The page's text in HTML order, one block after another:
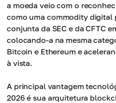
a moeda veio com o
como uma commodity digital
conjunta da SEC e da CFTC
colocando-a na mesma
Bitcoin e Ethereum e
à vista.
A principal vantagem
2026 é sua arquitetura